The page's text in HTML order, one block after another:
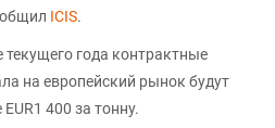
ICIS.
года контрактные
на европейский рынок будут
400 за тонну.